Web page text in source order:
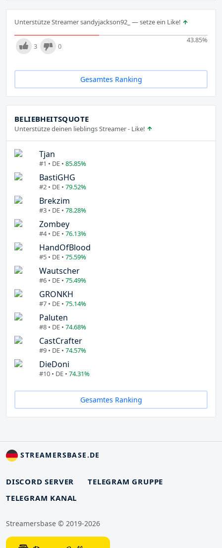
Unterstütze Streamer sandyjackson92_ — setze ein Like!
43.85%
3 0
Gesamtes Ranking
BELIEBHEITSQUOTE
Unterstütze deinen lieblings Streamer - Like!
Tjan
#1 • DE • 85.85%
BastiGHG
#2 • DE • 79.52%
Brekzim
#3 • DE • 78.28%
Zombey
#4 • DE • 76.13%
HandOfBlood
#5 • DE • 75.59%
Wautscher
#6 • DE • 75.49%
GRONKH
#7 • DE • 75.14%
Paluten
#8 • DE • 74.68%
CastCrafter
#9 • DE • 74.57%
DieDoni
#10 • DE • 74.31%
Gesamtes Ranking
STREAMERSBASE.DE
DISCORD SERVER
TELEGRAM GRUPPE
TELEGRAM KANAL
Streamersbase © 2019-2026